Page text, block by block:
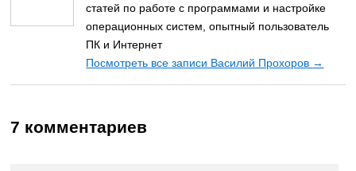
статей по работе с программами и настройке
операционных систем, опытный пользователь
ПК и Интернет
Посмотреть все записи Василий Прохоров →
7 комментариев